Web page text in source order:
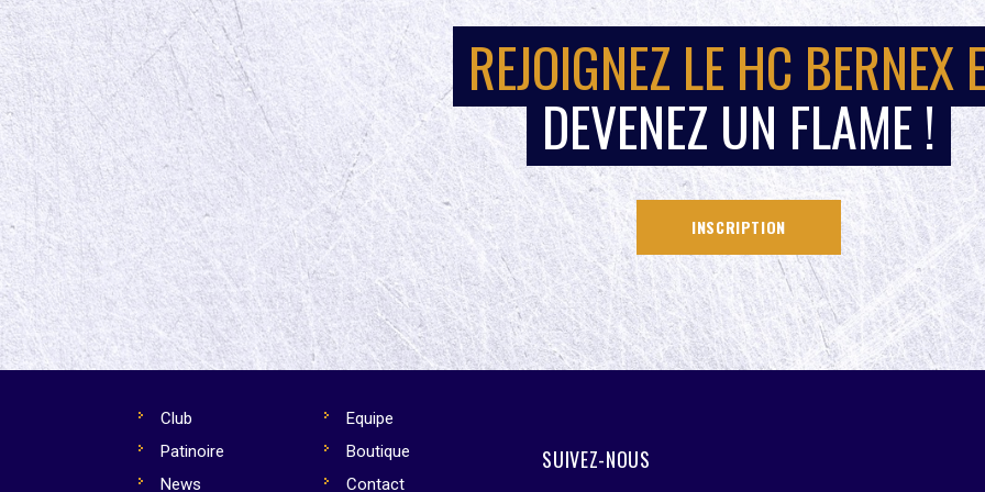
REJOIGNEZ LE HC BERNEX
DEVENEZ UN FLAME !
INSCRIPTION
Club
Equipe
Patinoire
Boutique
News
Contact
SUIVEZ-NOUS